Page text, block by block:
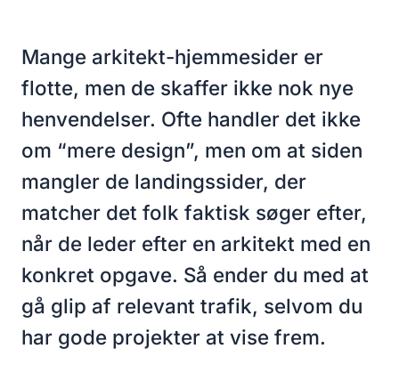
Mange arkitekt-hjemmesider er
flotte, men de skaffer ikke nok nye
henvendelser. Ofte handler det ikke
om “mere design”, men om at siden
mangler de landingssider, der
matcher det folk faktisk søger efter,
når de leder efter en arkitekt med en
konkret opgave. Så ender du med at
gå glip af relevant trafik, selvom du
har gode projekter at vise frem.